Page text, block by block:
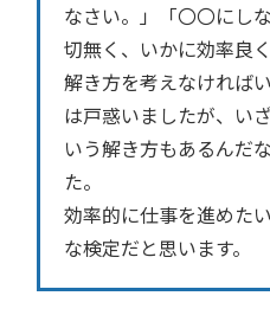
なさい。」「〇〇にし
切無く、いかに効率良
解き方を考えなければ
は戸惑いましたが、い
いう解き方もあるんだ
た。
効率的に仕事を進めた
な検定だと思います。